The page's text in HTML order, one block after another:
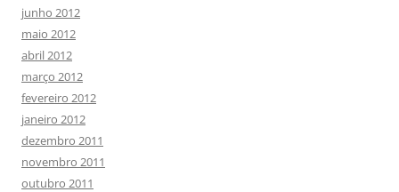
junho 2012
maio 2012
abril 2012
março 2012
fevereiro 2012
janeiro 2012
dezembro 2011
novembro 2011
outubro 2011